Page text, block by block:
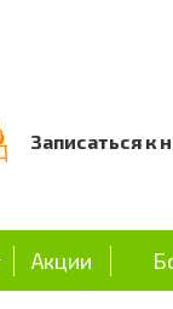
Записаться к
Акции